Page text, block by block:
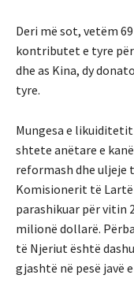
Deri më sot, vetëm
kontributet e tyre për
dhe as Kina, dy
tyre.
Mungesa e
shtete anëtare e
reformash dhe uljeje
Komisionerit të
parashikuar për vitin
milionë dollarë.
të Njeriut është
gjashtë në pesë javë